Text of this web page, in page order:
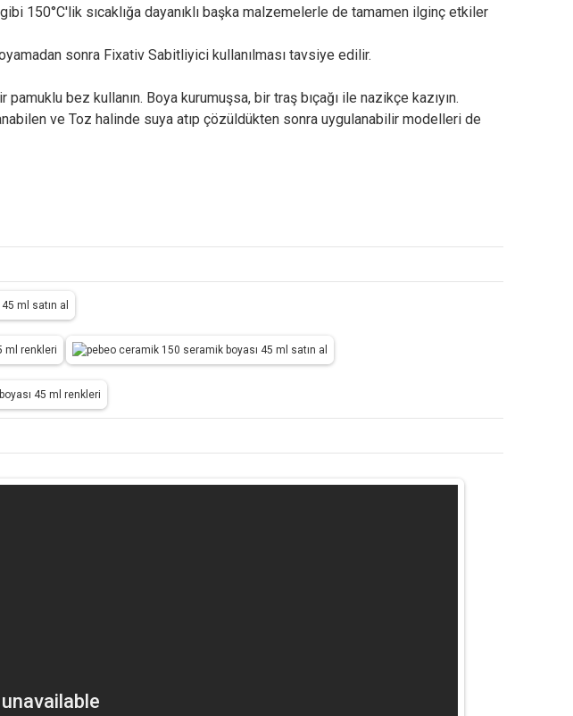
150°C'lik sıcaklığa dayanıklı başka malzemelerle de tamamen ilginç etkiler
sonra Fixativ Sabitliyici kullanılması tavsiye edilir.
bez kullanın. Boya kurumuşsa, bir traş bıçağı ile nazikçe kazıyın.
ve Toz halinde suya atıp çözüldükten sonra uygulanabilir modelleri de